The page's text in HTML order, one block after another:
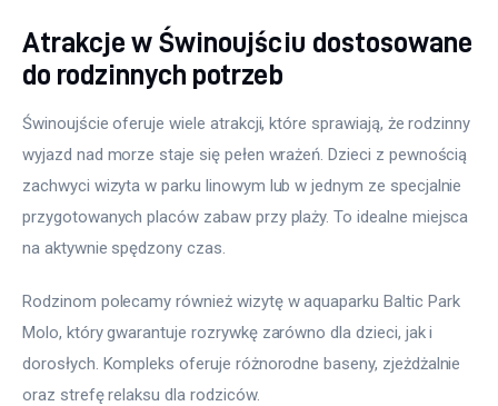
Atrakcje w Świnoujściu dostosowane
do rodzinnych potrzeb
Świnoujście oferuje wiele atrakcji, które sprawiają, że rodzinny
wyjazd nad morze staje się pełen wrażeń. Dzieci z pewnością
zachwyci wizyta w parku linowym lub w jednym ze specjalnie
przygotowanych placów zabaw przy plaży. To idealne miejsca
na aktywnie spędzony czas.
Rodzinom polecamy również wizytę w aquaparku Baltic Park
Molo, który gwarantuje rozrywkę zarówno dla dzieci, jak i
dorosłych. Kompleks oferuje różnorodne baseny, zjeżdżalnie
oraz strefę relaksu dla rodziców.